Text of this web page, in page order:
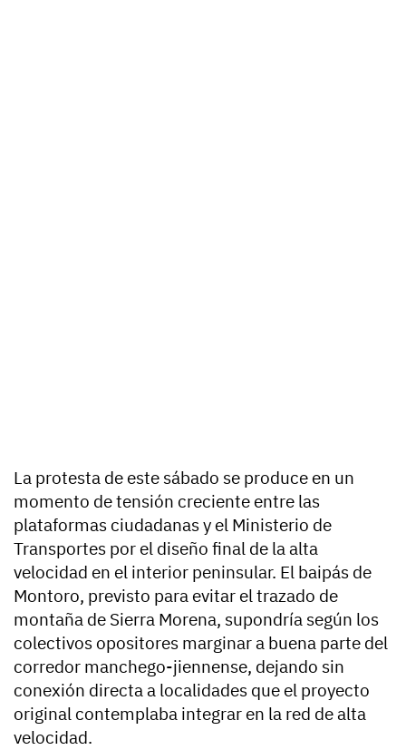
La protesta de este sábado se produce en un
momento de tensión creciente entre las
plataformas ciudadanas y el Ministerio de
Transportes por el diseño final de la alta
velocidad en el interior peninsular. El baipás de
Montoro, previsto para evitar el trazado de
montaña de Sierra Morena, supondría según los
colectivos opositores marginar a buena parte del
corredor manchego-jiennense, dejando sin
conexión directa a localidades que el proyecto
original contemplaba integrar en la red de alta
velocidad.